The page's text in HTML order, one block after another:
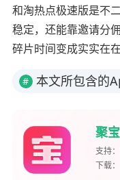
和淘热点极速版是不
稳定，还能靠邀请分
碎片时间变成实实在在
# 本文所包含的
聚
支持：
下载：